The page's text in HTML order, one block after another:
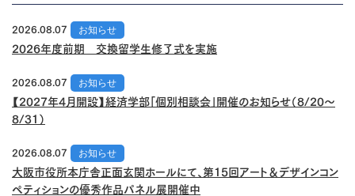
2026.08.07
お知らせ
2026年度前期 交換留学生修了式を実施
2026.08.07
お知らせ
【2027年4月開設】経済学部「個別相談会」開催のお知らせ（8/20～
8/31）
2026.08.07
お知らせ
大阪市役所本庁舎正面玄関ホールにて、第15回アート＆デザインコン
ペティションの優秀作品パネル展開催中